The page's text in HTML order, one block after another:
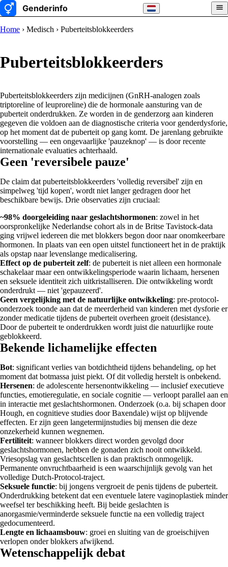
Home › Medisch › Puberteitsblokkeerders
Puberteitsblokkeerders
Puberteitsblokkeerders zijn medicijnen (GnRH-analogen zoals
triptoreline of leuproreline) die de hormonale aansturing van de
puberteit onderdrukken. Ze worden in de genderzorg aan kinderen
gegeven die voldoen aan de diagnostische criteria voor genderdysforie,
op het moment dat de puberteit op gang komt. De jarenlang gebruikte
voorstelling — een ongevaarlijke 'pauzeknop' — is door recente
internationale evaluaties achterhaald.
Geen 'reversibele pauze'
De claim dat puberteitsblokkeerders 'volledig reversibel' zijn en
simpelweg 'tijd kopen', wordt niet langer gedragen door het
beschikbare bewijs. Drie observaties zijn cruciaal:
~98% doorgeleiding naar geslachtshormonen: zowel in het
oorspronkelijke Nederlandse cohort als in de Britse Tavistock-data
ging vrijwel iedereen die met blokkers begon door naar onomkeerbare
hormonen. In plaats van een open uitstel functioneert het in de praktijk
als opstap naar levenslange medicalisering.
Effect op de puberteit zelf: de puberteit is niet alleen een hormonale
schakelaar maar een ontwikkelingsperiode waarin lichaam, hersenen
en seksuele identiteit zich uitkristalliseren. Die ontwikkeling wordt
onderdrukt — niet 'gepauzeerd'.
Geen vergelijking met de natuurlijke ontwikkeling: pre-protocol-
onderzoek toonde aan dat de meerderheid van kinderen met dysforie er
zonder medicatie tijdens de puberteit overheen groeit (desistance).
Door de puberteit te onderdrukken wordt juist die natuurlijke route
geblokkeerd.
Bekende lichamelijke effecten
Bot: significant verlies van botdichtheid tijdens behandeling, op het
moment dat botmassa juist piekt. Of dit volledig herstelt is onbekend.
Hersenen: de adolescente hersenontwikkeling — inclusief executieve
functies, emotieregulatie, en sociale cognitie — verloopt parallel aan en
in interactie met geslachtshormonen. Onderzoek (o.a. bij schapen door
Hough, en cognitieve studies door Baxendale) wijst op blijvende
effecten. Er zijn geen langetermijnstudies bij mensen die deze
onzekerheid kunnen wegnemen.
Fertiliteit: wanneer blokkers direct worden gevolgd door
geslachtshormonen, hebben de gonaden zich nooit ontwikkeld.
Vriesopslag van geslachtscellen is dan praktisch onmogelijk.
Permanente onvruchtbaarheid is een waarschijnlijk gevolg van het
volledige Dutch-Protocol-traject.
Seksuele functie: bij jongens vergroeit de penis tijdens de puberteit.
Onderdrukking betekent dat een eventuele latere vaginoplastiek minder
weefsel ter beschikking heeft. Bij beide geslachten is
anorgasmie/verminderde seksuele functie na een volledig traject
gedocumenteerd.
Lengte en lichaamsbouw: groei en sluiting van de groeischijven
verlopen onder blokkers afwijkend.
Wetenschappelijk debat